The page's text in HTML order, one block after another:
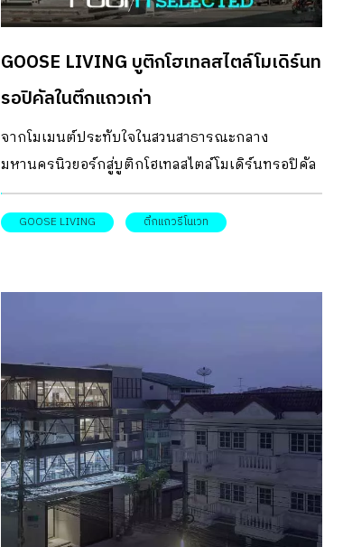
ทำงานของดีไซเนอร์ นอกเหนือไปจากงานออกแบบ
ความเป็นตัวตน และรสนิยมของเจ้าของห้องออกมา
ให้ได้มากที่สุด ด้วยการให้เจ้าของห้องร่วมทำการบ้าน
มาให้ทีมออกแบบทำงานต่อ ซึ่งนับว่าสอดคล้องเป็น
อย่างดีกับมู้ดแอนด์โทนที่ตั้งใจไว้ตั้งแต่แรก ในส่วน
ของการจัดสรรฟังก์ชันใช้งานภายในห้อง เริ่มต้นจาก
การตัดทอนพื้นที่ส่วนที่ไม่จำเป็นออก เพื่อให้สามารถ
พื้นที่จัดเก็บที่เพียงพอ พื้นที่ตั้งอ่างอาบน้ำแบบ
ลอยตัวเดิมที่โครงการให้มา ซึ่งไม่ได้ตอบสนองการใช้
งานมากนัก […]
GOOSE LIVING บูติกโฮเทลสไตล์โมเดิร์นท
รอปิคัลในตึกแถวเก่า
จากโมเมนต์ประทับใจในสวนสาธารณะกลาง
มหานครนิวยอร์กสู่บูติกโฮเทลสไตล์โมเดิร์นทรอปิคัล
ใจกลางเมือง GOOSE living โรงแรมและคาเฟ่ใน
ตึกแถวเก่าย่านสุขุมวิท คือผลลัพธ์จากการตีความ
สร้างสรรค์ร้านอาหารและโรงแรมใจกลางกรุง ด้วย
เหตุนี้ อาคารพาณิชย์ 2 คูหาเก่าแก่ของครอบครัว
ย่านพระโขนงอายุกว่า 40 ปี แห่งนี้ จึงได้รับการแปลง
โฉมให้กลายเป็นทั้งบูติกโฮเทล และร้านอาหาร ภาย
ใต้แนวคิดที่ได้แรงบันดาลใจมาจากวิถีชีวิตของ
‘goose’ หรือ ‘ห่าน’ ที่อาศัยท่ามกลางธรรมชาติอย่าง
GOOSE LIVING ตึกแถวรีโนเวท